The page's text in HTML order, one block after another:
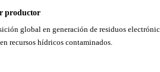
productor
global en generación de residuos
recursos hídricos contaminados.